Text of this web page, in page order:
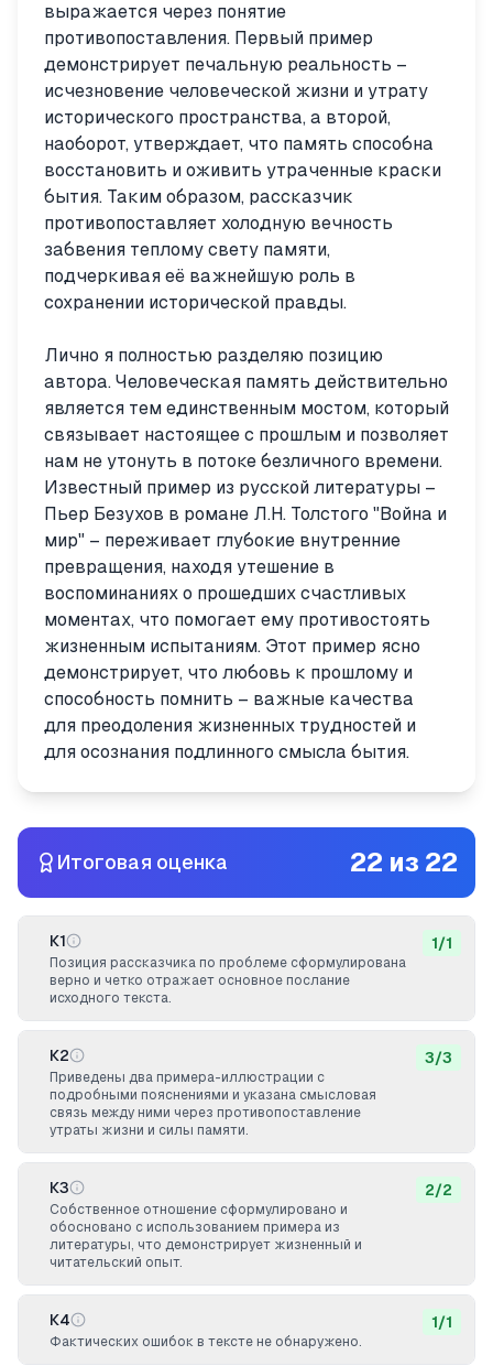
выражается через понятие
противопоставления. Первый пример
демонстрирует печальную реальность –
исчезновение человеческой жизни и утрату
исторического пространства, а второй,
наоборот, утверждает, что память способна
восстановить и оживить утраченные краски
бытия. Таким образом, рассказчик
противопоставляет холодную вечность
забвения теплому свету памяти,
подчеркивая её важнейшую роль в
сохранении исторической правды.
Лично я полностью разделяю позицию
автора. Человеческая память действительно
является тем единственным мостом, который
связывает настоящее с прошлым и позволяет
нам не утонуть в потоке безличного времени.
Известный пример из русской литературы –
Пьер Безухов в романе Л.Н. Толстого "Война и
мир" – переживает глубокие внутренние
превращения, находя утешение в
воспоминаниях о прошедших счастливых
моментах, что помогает ему противостоять
жизненным испытаниям. Этот пример ясно
демонстрирует, что любовь к прошлому и
способность помнить – важные качества
для преодоления жизненных трудностей и
для осознания подлинного смысла бытия.
Итоговая оценка 22 из 22
К1
Позиция рассказчика по проблеме сформулирована
верно и четко отражает основное послание
исходного текста.
1/1
К2
Приведены два примера-иллюстрации с
подробными пояснениями и указана смысловая
связь между ними через противопоставление
утраты жизни и силы памяти.
3/3
К3
Собственное отношение сформулировано и
обосновано с использованием примера из
литературы, что демонстрирует жизненный и
читательский опыт.
2/2
К4
Фактических ошибок в тексте не обнаружено.
1/1